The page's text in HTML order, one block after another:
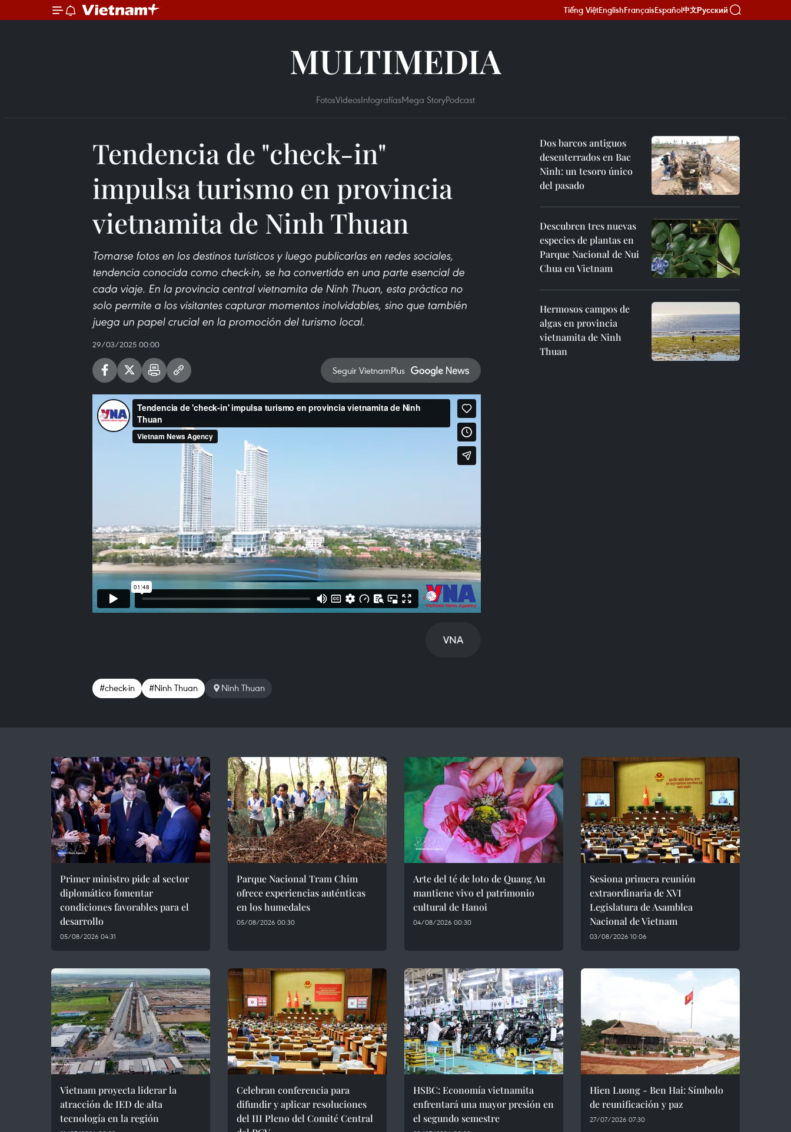
Tiếng ViệtEnglishFrançaisEspañol中文Русский
MULTIMEDIA
FotosVideosInfografíasMega StoryPodcast
Tendencia de "check-in"
impulsa turismo en provincia
vietnamita de Ninh Thuan
Tomarse fotos en los destinos turísticos y luego publicarlas en redes sociales,
tendencia conocida como check-in, se ha convertido en una parte esencial de
cada viaje. En la provincia central vietnamita de Ninh Thuan, esta práctica no
solo permite a los visitantes capturar momentos inolvidables, sino que también
juega un papel crucial en la promoción del turismo local.
29/03/2025 00:00
Seguir VietnamPlus
VNA
#check-in #Ninh Thuan Ninh Thuan
Dos barcos antiguos
desenterrados en Bac
Ninh: un tesoro único
del pasado
Descubren tres nuevas
especies de plantas en
Parque Nacional de Nui
Chua en Vietnam
Hermosos campos de
algas en provincia
vietnamita de Ninh
Thuan
Primer ministro pide al sector
diplomático fomentar
condiciones favorables para el
desarrollo
05/08/2026 04:31
Parque Nacional Tram Chim
ofrece experiencias auténticas
en los humedales
05/08/2026 00:30
Arte del té de loto de Quang An
mantiene vivo el patrimonio
cultural de Hanoi
04/08/2026 00:30
Sesiona primera reunión
extraordinaria de XVI
Legislatura de Asamblea
Nacional de Vietnam
03/08/2026 10:06
Vietnam proyecta liderar la
atracción de IED de alta
tecnología en la región
Celebran conferencia para
difundir y aplicar resoluciones
del III Pleno del Comité Central
HSBC: Economía vietnamita
enfrentará una mayor presión en
el segundo semestre
Hien Luong - Ben Hai: Símbolo
de reunificación y paz
27/07/2026 07:30